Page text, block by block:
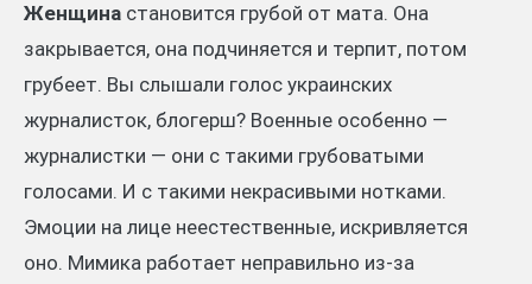
Женщина становится грубой от мата. Она
закрывается, она подчиняется и терпит, потом
грубеет. Вы слышали голос украинских
журналисток, блогерш? Военные особенно —
журналистки — они с такими грубоватыми
голосами. И с такими некрасивыми нотками.
Эмоции на лице неестественные, искривляется
оно. Мимика работает неправильно из-за